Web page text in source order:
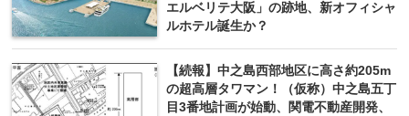
エルベリテ大阪」の跡地、新オフィシャ
ルホテル誕生か？
【続報】中之島西部地区に高さ約205m
の超高層タワマン！（仮称）中之島五丁
目3番地計画が始動、関電不動産開発、